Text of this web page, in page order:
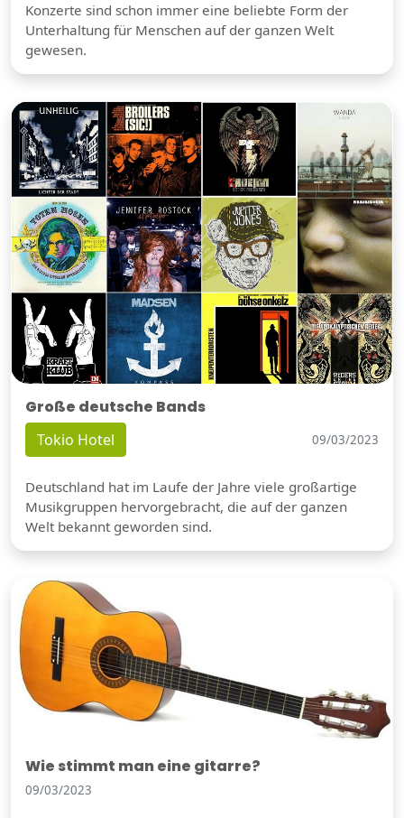
Konzerte sind schon immer eine beliebte Form der
Unterhaltung für Menschen auf der ganzen Welt
gewesen.
Große deutsche Bands
Tokio Hotel 09/03/2023
Deutschland hat im Laufe der Jahre viele großartige
Musikgruppen hervorgebracht, die auf der ganzen
Welt bekannt geworden sind.
Wie stimmt man eine gitarre?
09/03/2023